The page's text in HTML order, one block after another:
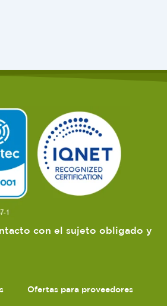
con el sujeto obligado y
Ofertas para proveedores